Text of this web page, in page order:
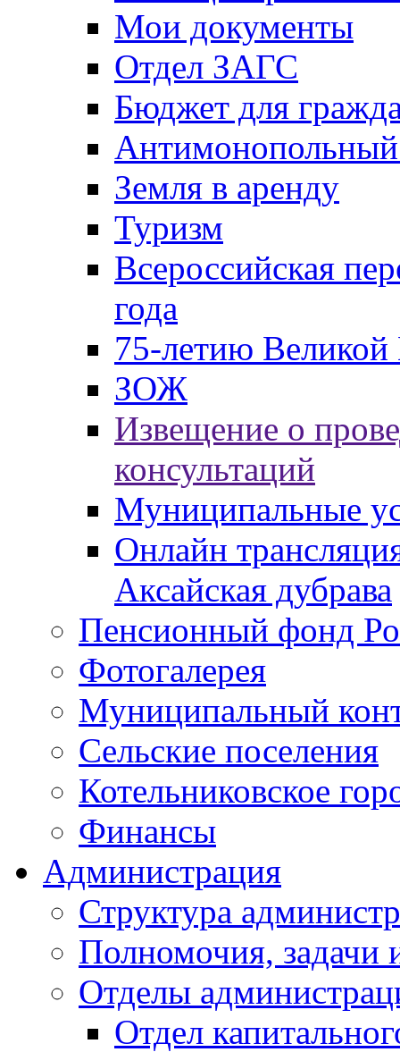
Мои документы
Отдел ЗАГС
Бюджет для
Антимонопольный
Земля в аренду
Туризм
Всероссийская
года
75-летию
ЗОЖ
Извещение о
консультаций
Муниципальные
Онлайн
Аксайская дубрава
Пенсионный фонд
Фотогалерея
Муниципальный
Сельские поселения
Котельниковское
Финансы
Администрация
Структура
Полномочия, задачи
Отделы
Отдел